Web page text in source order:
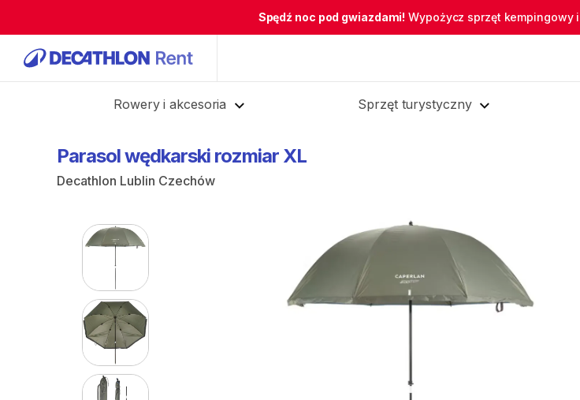
Spędź noc pod gwiazdami! Wypożycz sprzęt kempingowy
Rowery i akcesoria Sprzęt turystyczny
Parasolwędkarski rozmiar XL
Decathlon Lublin Czechów